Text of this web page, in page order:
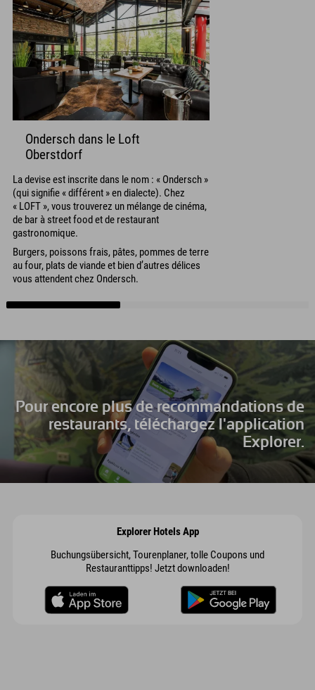
Ondersch dans le Loft
Oberstdorf
La devise est inscrite dans le nom : « Ondersch »
(qui signifie « différent » en dialecte). Chez
« LOFT », vous trouverez un mélange de cinéma,
de bar à street food et de restaurant
gastronomique.
Burgers, poissons frais, pâtes, pommes de terre
au four, plats de viande et bien d’autres délices
vous attendent chez Ondersch.
Pour encore plus de recommandations de
restaurants, téléchargez l'application
Explorer.
Explorer Hotels App
Buchungsübersicht, Tourenplaner, tolle Coupons und
Restauranttipps! Jetzt downloaden!